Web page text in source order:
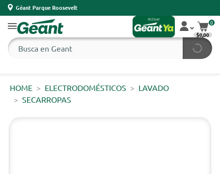
Géant Parque Roosevelt
0
$0,00
HOME ELECTRODOMÉSTICOS
LAVADO
SECARROPAS